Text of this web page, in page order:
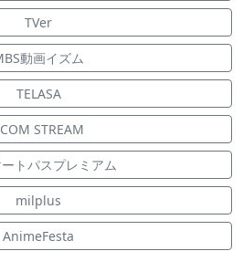
TVer
動画イズム
TELASA
STREAM
トパスプレミアム
milplus
AnimeFesta